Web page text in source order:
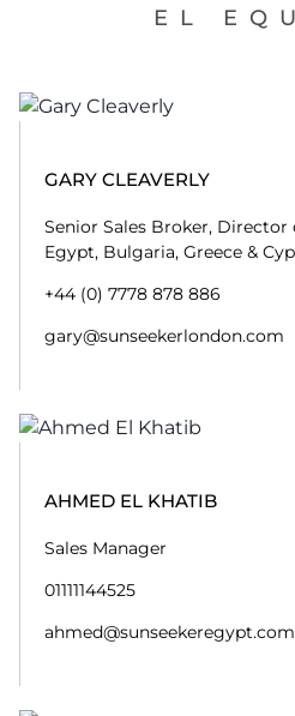
EL
GARY CLEAVERLY
Senior Sales Broker, Director
Egypt, Bulgaria, Greece &
+44 (0) 7778 878 886
gary@sunseekerlondon.com
AHMED EL KHATIB
Sales Manager
01111144525
ahmed@sunseekeregypt.com